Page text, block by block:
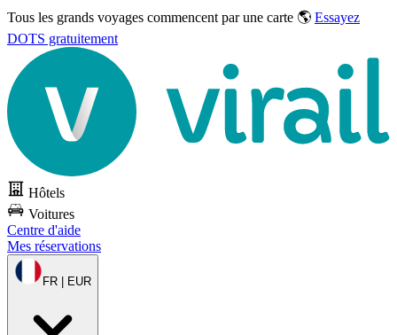
Tous les grands voyages commencent par une carte 🌎 Essayez
DOTS gratuitement
Hôtels
Voitures
Centre d'aide
Mes réservations
FR | EUR